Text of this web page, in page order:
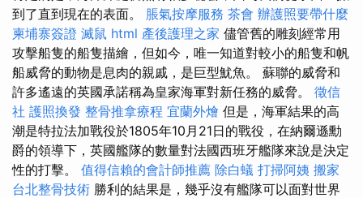
到了直到現在的表面。 脹氣按摩服務 茶會 辦護照要帶什麼
柬埔寨簽證 滅鼠 html 產後護理之家 儘管舊的雕刻經常用
攻擊船隻的船隻描繪，但如今，唯一知道對較小的船隻和帆
船威脅的動物是息肉的親戚，是巨型魷魚。 蘇聯的威脅和
許多遙遠的英國承諾稱為皇家海軍對新任務的威脅。 徵信
社 護照換發 整骨推拿療程 宜蘭外燴 但是，海軍結果的高
潮是特拉法加戰役於1805年10月21日的戰役，在納爾遜勳
爵的領導下，英國艦隊的數量對法國西班牙艦隊來說是決定
性的打擊。 值得信賴的會計師推薦 除白蟻 打掃阿姨 搬家
台北整骨技術 勝利的結果是，幾乎沒有艦隊可以面對世界